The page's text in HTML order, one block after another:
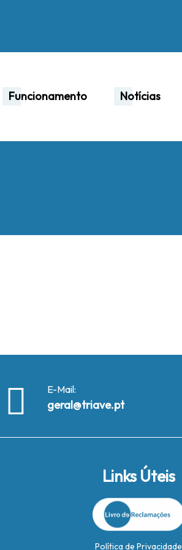
Funcionamento Notícias
E-Mail:
geral@triave.pt
Links Úteis
Política de Privacidade